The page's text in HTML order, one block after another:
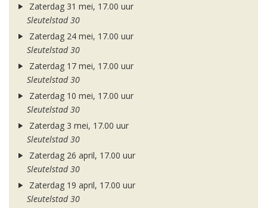
Zaterdag 31 mei, 17.00 uur
Sleutelstad 30
Zaterdag 24 mei, 17.00 uur
Sleutelstad 30
Zaterdag 17 mei, 17.00 uur
Sleutelstad 30
Zaterdag 10 mei, 17.00 uur
Sleutelstad 30
Zaterdag 3 mei, 17.00 uur
Sleutelstad 30
Zaterdag 26 april, 17.00 uur
Sleutelstad 30
Zaterdag 19 april, 17.00 uur
Sleutelstad 30